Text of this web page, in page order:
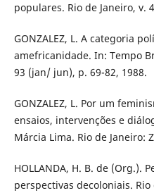
populares. Rio de Janeiro, v.
GONZALEZ, L. A categoria
amefricanidade. In: Tempo
93 (jan/ jun), p. 69-82, 1988.
GONZALEZ, L. Por um
ensaios, intervenções e
Márcia Lima. Rio de Janeiro:
HOLLANDA, H. B. de (Org.).
perspectivas decoloniais.